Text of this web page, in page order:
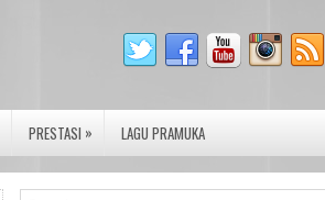
PRESTASI » LAGU PRAMUKA